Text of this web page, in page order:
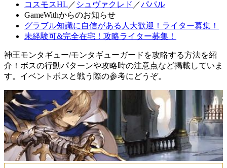
コスモスHL ／ シュヴァクレド ／パパル
GameWithからのお知らせ
グラブル知識に自信がある人大歓迎！ライター募集！
未経験可&完全在宅！攻略ライター募集！
神王モンタギュー/モンタギューガードを攻略する方法を紹
介！ボスの行動パターンや攻略時の注意点など掲載していま
す。イベントボスと戦う際の参考にどうぞ。